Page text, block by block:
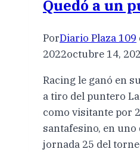
Quedó a un
PorDiario Plaza 109
2022octubre 14,
Racing le ganó en
a tiro del puntero
como visitante por
santafesino, en
jornada 25 del